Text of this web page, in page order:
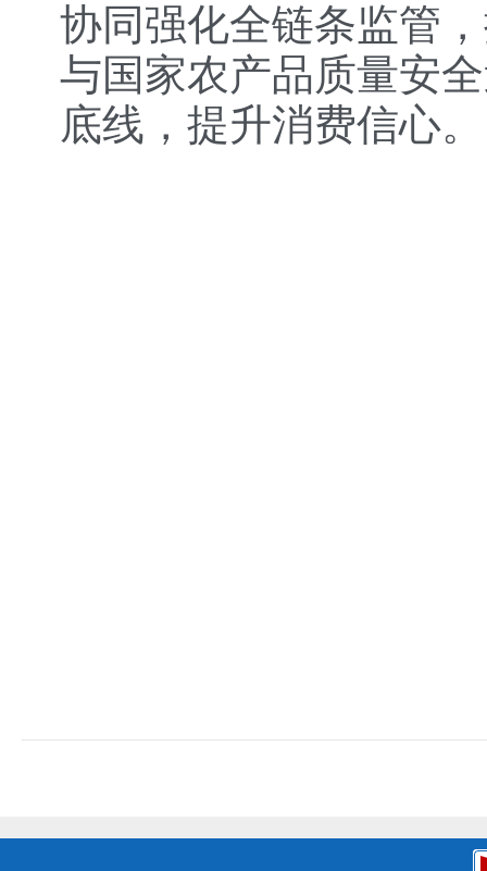
协同强化全链条监管
与国家农产品质量安
底线，提升消费信心。